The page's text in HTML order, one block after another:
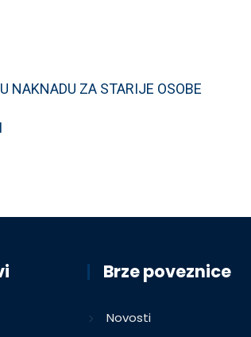
NAKNADU ZA STARIJE OSOBE
Brze poveznice
Novosti